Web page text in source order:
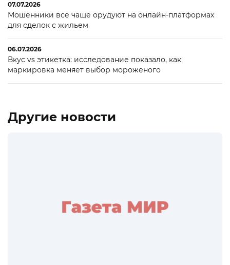
07.07.2026
Мошенники все чаще орудуют на онлайн-платформах
для сделок с жильем
06.07.2026
Вкус vs этикетка: исследование показало, как
маркировка меняет выбор мороженого
Другие новости